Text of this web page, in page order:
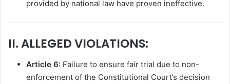
provided by national law have proven ineffective.
II. ALLEGED VIOLATIONS:
Article 6: Failure to ensure fair trial due to non-
enforcement of the Constitutional Court’s decision